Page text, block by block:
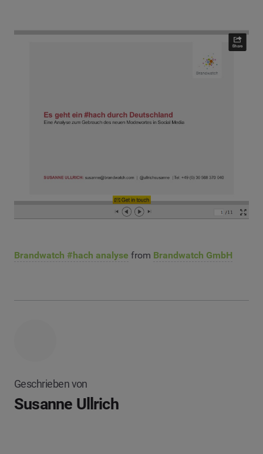
Brandwatch #hach analyse from Brandwatch GmbH
Geschrieben von
Susanne Ullrich